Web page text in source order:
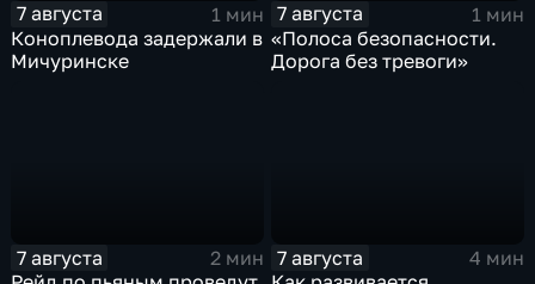
7 августа
1 мин
Коноплевода задержали в
Мичуринске
7 августа
1 мин
«Полоса безопасности.
Дорога без тревоги»
7 августа
2 мин
7 августа
4 мин